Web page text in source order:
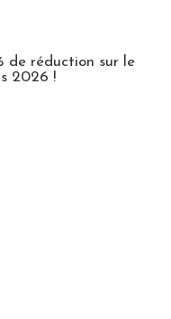
de réduction sur le
2026 !